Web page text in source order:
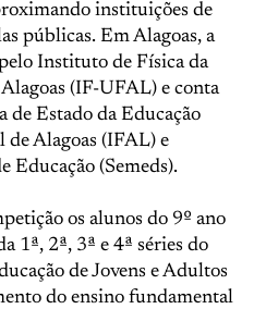
instituições de
públicas. Em Alagoas, a
Instituto de Física da
(IF-UFAL) e conta
de Estado da Educação
de Alagoas (IFAL) e
Educação (Semeds).
os alunos do 9º ano
1ª, 2ª, 3ª e 4ª séries do
de Jovens e Adultos
do ensino fundamental